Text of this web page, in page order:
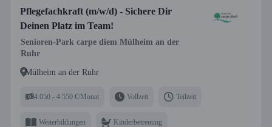
Pflegefachkraft (m/w/d) - Sichere Dir
Deinen Platz im Team!
Senioren-Park carpe diem Mülheim an der
Ruhr
Mülheim an der Ruhr
4.050 - 4.550 €/Monat Vollzeit Teilzeit
Weiterbildungen Kinderbetreuung